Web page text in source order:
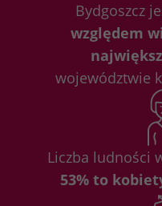
Bydgoszcz
względem
województwie
Liczba ludności
53% to